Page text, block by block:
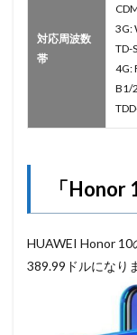
対応周波数
帯
3G:
TD-
4G:
B1/
「
HUAWEI Honor
389.99ドルになり